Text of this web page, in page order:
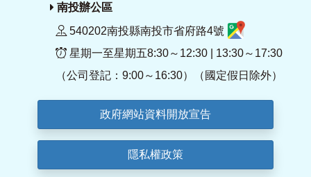
南投辦公區
540202南投縣南投市省府路4號
星期一至星期五8:30～12:30 | 13:30～17:30
（公司登記：9:00～16:30）（國定假日除外）
政府網站資料開放宣告
隱私權政策